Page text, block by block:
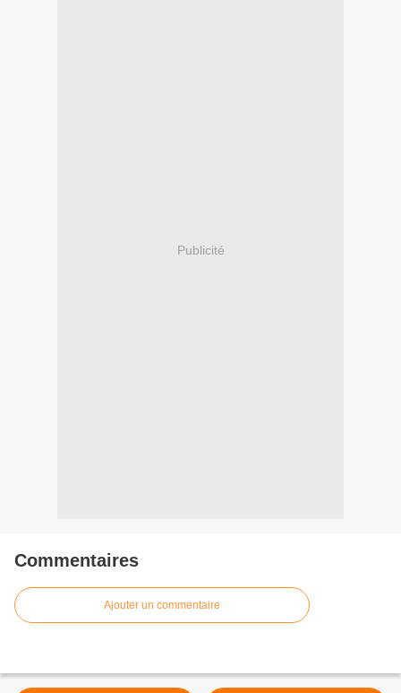
Publicité
Commentaires
Ajouter un commentaire